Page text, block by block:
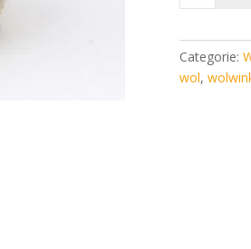
quantity
Categorie:
wol,